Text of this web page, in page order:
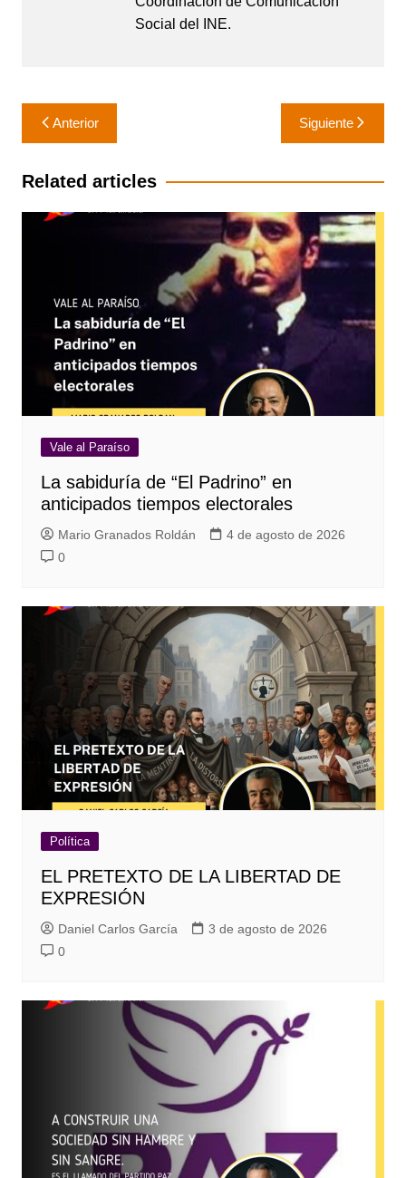
Social del INE.
Navegación
de
entradas
Anterior Siguiente
Related articles
Vale al Paraíso
La sabiduría de “El Padrino” en
anticipados tiempos electorales
Mario Granados Roldán
4 de agosto de 2026
0
Política
EL PRETEXTO DE LA LIBERTAD DE
EXPRESIÓN
Daniel Carlos García
3 de agosto de 2026
0